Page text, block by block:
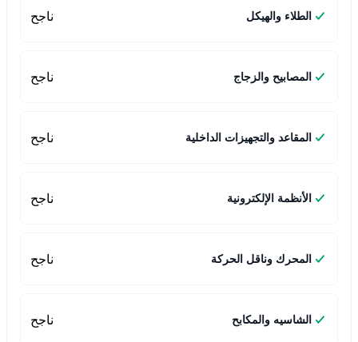
الطلاء والهيكل ناجح
المصابيح والزجاج ناجح
المقاعد والتجهيزات الداخلية ناجح
الأنظمة الإلكترونية ناجح
المحرك وناقل الحركة ناجح
الشاسيه والمكابح ناجح